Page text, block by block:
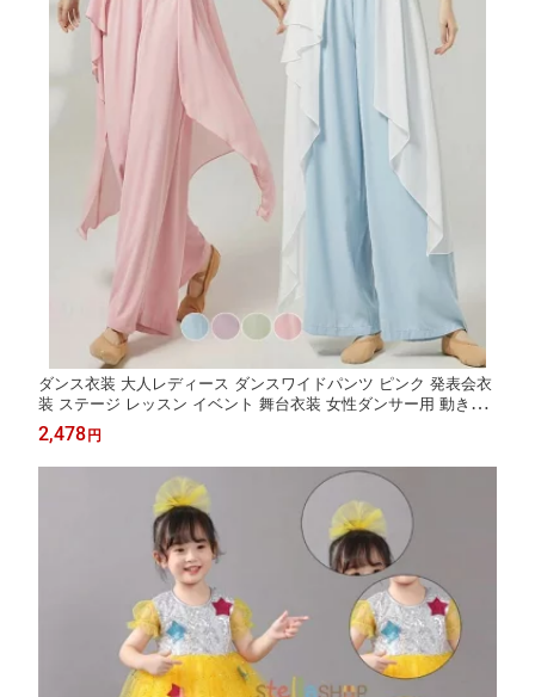
ダンス衣装 大人レディース ダンスワイドパンツ ピンク 発表会衣
装 ステージ レッスン イベント 舞台衣装 女性ダンサー用 動きや
すい おしゃれ 柔らか素材 ダンス練習 団体活動 かわいい スタイ
ルUP 快適 長時間着用OK 発表会対応 レディースダンスウェア
2,478円